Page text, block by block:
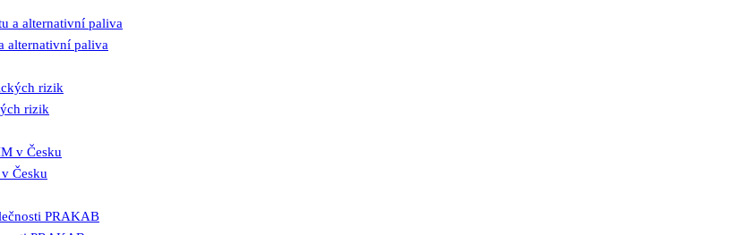
alternativní paliva
rizik
Česku